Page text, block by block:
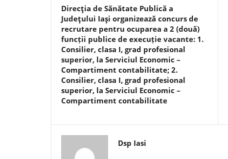
Direcţia de Sănătate Publică a
Judeţului Iaşi organizează concurs de
recrutare pentru ocuparea a 2 (două)
funcții publice de execuție vacante: 1.
Consilier, clasa I, grad profesional
superior, la Serviciul Economic –
Compartiment contabilitate; 2.
Consilier, clasa I, grad profesional
superior, la Serviciul Economic –
Compartiment contabilitate
Dsp Iasi